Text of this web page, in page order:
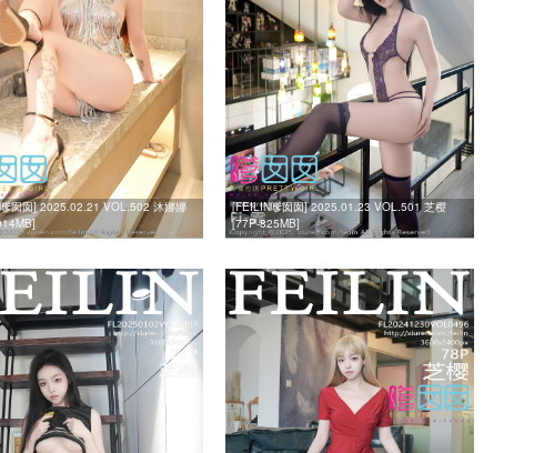
囡囡] 2025.02.21 VOL.502 沐娜娜
[FEILIN嗲囡囡] 2025.01.23 VOL.501 芝樱
[77P-825MB]